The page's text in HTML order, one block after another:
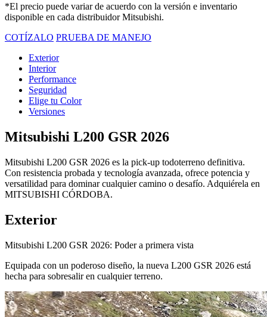
*El precio puede variar de acuerdo con la versión e inventario
disponible en cada distribuidor Mitsubishi.
COTÍZALO PRUEBA DE MANEJO
Exterior
Interior
Performance
Seguridad
Elige tu Color
Versiones
Mitsubishi L200 GSR 2026
Mitsubishi L200 GSR 2026 es la pick-up todoterreno definitiva.
Con resistencia probada y tecnología avanzada, ofrece potencia y
versatilidad para dominar cualquier camino o desafío. Adquiérela en
MITSUBISHI CÓRDOBA.
Exterior
Mitsubishi L200 GSR 2026: Poder a primera vista
Equipada con un poderoso diseño, la nueva L200 GSR 2026 está
hecha para sobresalir en cualquier terreno.